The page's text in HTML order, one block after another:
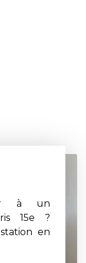
à un
15e ?
en